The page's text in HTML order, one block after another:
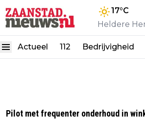
17°C
Heldere
Actueel 112 Bedrijvigheid
Pilot met frequenter onderhoud in